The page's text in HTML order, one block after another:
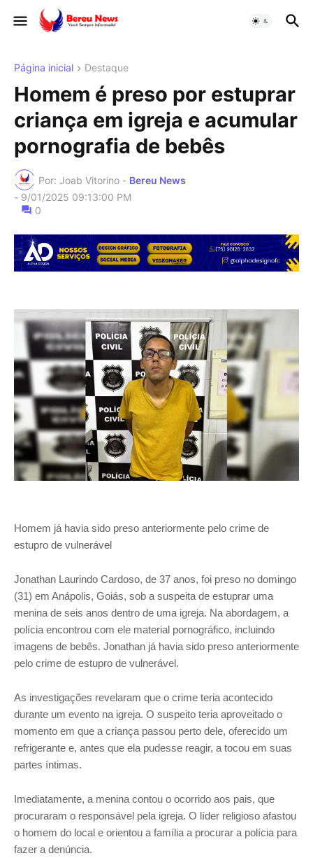
Página inicial Destaque
Homem é preso por estuprar
criança em igreja e acumular
pornografia de bebês
Por: Joab Vitorino - Bereu News
- 9/01/2025 09:13:00 PM
0
Homem já havia sido preso anteriormente pelo crime de
estupro de vulnerável
Jonathan Laurindo Cardoso, de 37 anos, foi preso no domingo
(31) em Anápolis, Goiás, sob a suspeita de estuprar uma
menina de seis anos dentro de uma igreja. Na abordagem, a
polícia encontrou com ele material pornográfico, incluindo
imagens de bebês. Jonathan já havia sido preso anteriormente
pelo crime de estupro de vulnerável.
As investigações revelaram que o crime teria acontecido
durante um evento na igreja. O suspeito teria aproveitado o
momento em que a criança passou perto dele, oferecido um
refrigerante e, antes que ela pudesse reagir, a tocou em suas
partes íntimas.
Imediatamente, a menina contou o ocorrido aos pais, que
procuraram o responsável pela igreja. O líder religioso afastou
o homem do local e orientou a família a procurar a polícia para
fazer a denúncia.